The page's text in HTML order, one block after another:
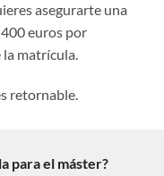
asegurarte una
euros por
la matrícula.
retornable.
para el máster?